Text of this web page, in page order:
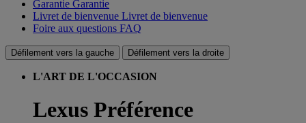
Garantie Garantie
Livret de bienvenue Livret de bienvenue
Foire aux questions FAQ
Défilement vers la gauche Défilement vers la droite
L'ART DE L'OCCASION
Lexus Préférence